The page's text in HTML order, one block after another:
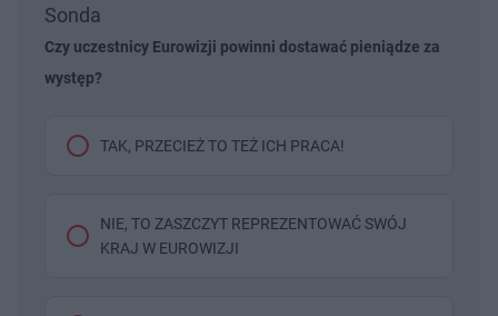
Sonda
Czy uczestnicy Eurowizji powinni dostawać pieniądze za
występ?
TAK, PRZECIEŻ TO TEŻ ICH PRACA!
NIE, TO ZASZCZYT REPREZENTOWAĆ SWÓJ
KRAJ W EUROWIZJI